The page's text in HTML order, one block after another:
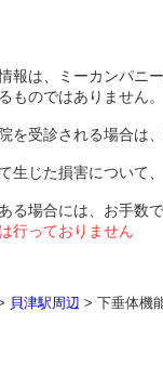
報は、ミーカンパニ
ものではありません。
を受診される場合は
生じた損害について
る場合には、お手数
行っておりません
貝津駅周辺 > 下垂体機